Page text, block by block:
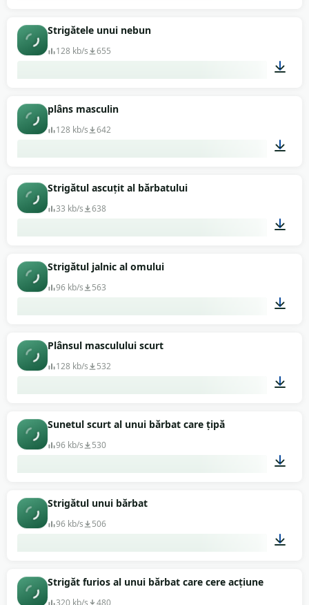
Strigătele unui nebun
128 kb/s 655
plâns masculin
128 kb/s 642
Strigătul ascuțit al bărbatului
33 kb/s 638
Strigătul jalnic al omului
96 kb/s 563
Plânsul masculului scurt
128 kb/s 532
Sunetul scurt al unui bărbat care țipă
96 kb/s 530
Strigătul unui bărbat
96 kb/s 506
00:12
Strigăt furios al unui bărbat care cere acțiune
320 kb/s 480